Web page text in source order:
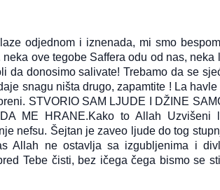
odjednom i iznenada, mi smo
ove tegobe Saffera odu od nas, neka
da donosimo salivate! Trebamo da se
snagu ništa drugo, zapamtite ! La havle
STVORIO SAM LJUDE I DŽINE
ME HRANE.Kako to Allah Uzvišeni
nefsu. Šejtan je zaveo ljude do tog
Allah ne ostavlja sa izgubljenima i
Tebe čisti, bez ičega čega bismo se